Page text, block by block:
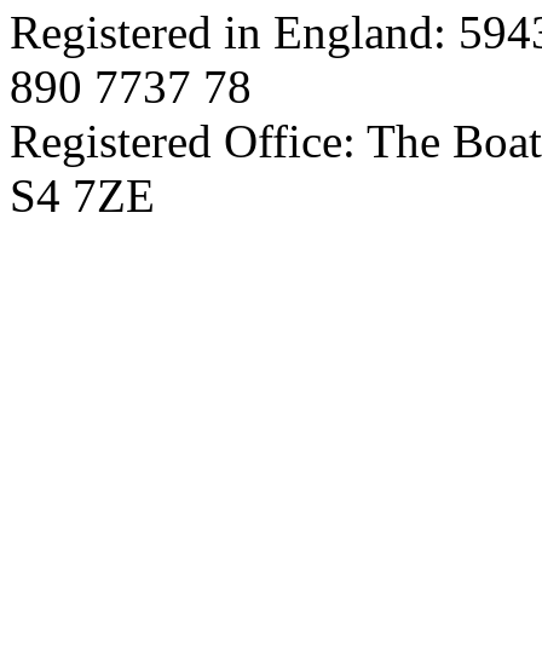
Registered in England:
890 7737 78
Registered Office: The
S4 7ZE